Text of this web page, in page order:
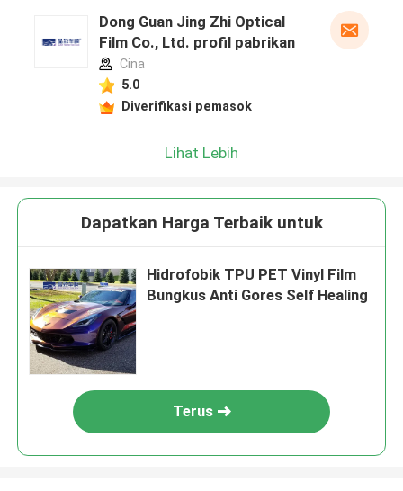
Dong Guan Jing Zhi Optical
Film Co., Ltd. profil pabrikan
Cina
5.0
Diverifikasi pemasok
Lihat Lebih
Dapatkan Harga Terbaik untuk
Hidrofobik TPU PET Vinyl Film
Bungkus Anti Gores Self Healing
Terus